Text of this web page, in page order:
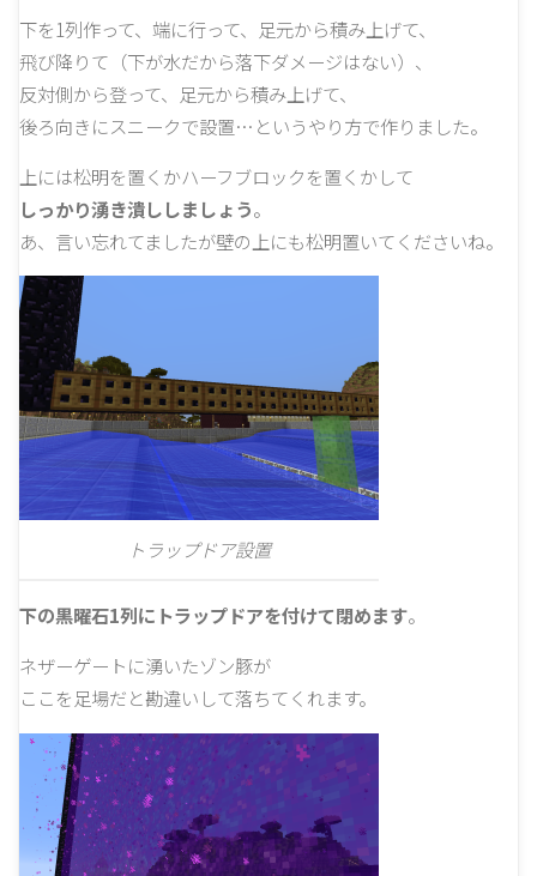
下を1列作って、端に行って、足元から積み上げて、
飛び降りて（下が水だから落下ダメージはない）、
反対側から登って、足元から積み上げて、
後ろ向きにスニークで設置…というやり方で作りました。
上には松明を置くかハーフブロックを置くかして
しっかり湧き潰ししましょう。
あ、言い忘れてましたが壁の上にも松明置いてくださいね。
トラップドア設置
下の黒曜石1列にトラップドアを付けて閉めます。
ネザーゲートに湧いたゾン豚が
ここを足場だと勘違いして落ちてくれます。